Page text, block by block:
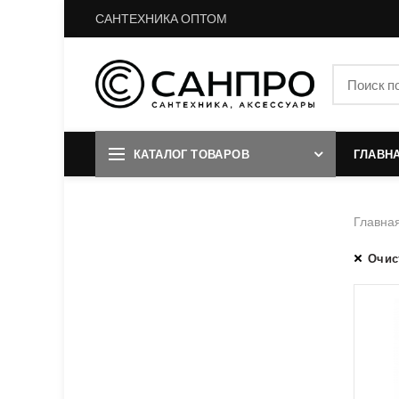
САНТЕХНИКА ОПТОМ
КАТАЛОГ ТОВАРОВ